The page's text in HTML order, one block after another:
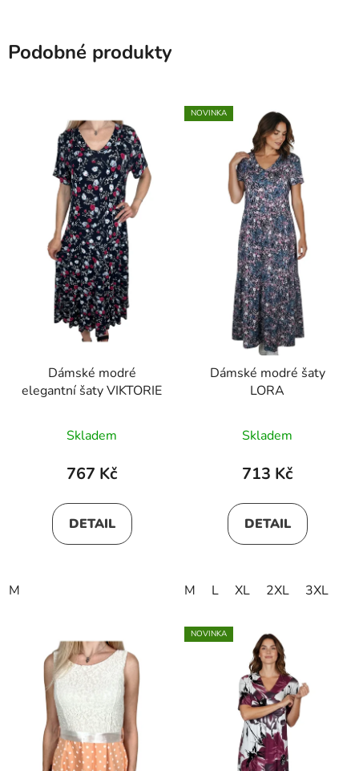
Podobné produkty
Dámské modré
elegantní šaty VIKTORIE
Skladem
767 Kč
DETAIL
M
NOVINKA
Dámské modré šaty
LORA
Skladem
713 Kč
DETAIL
M L XL 2XL 3XL
NOVINKA